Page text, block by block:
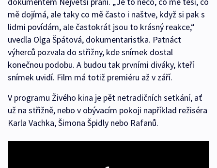
mě dojímá, ale taky co mě často i naštve, když si pak s
lidmi povídám, ale častokrát jsou to krásný reakce,“
uvedla Olga Špátová, dokumentaristka. Patnáct
výherců pozvala do střižny, kde snímek dostal
konečnou podobu. A budou tak prvními diváky, kteří
snímek uvidí. Film má totiž premiéru až v září.
V programu Živého kina je pět netradičních setkání, ať
už na střižně, nebo v obývacím pokoji například režiséra
Karla Vachka, Šimona Špidly nebo Rafanů.